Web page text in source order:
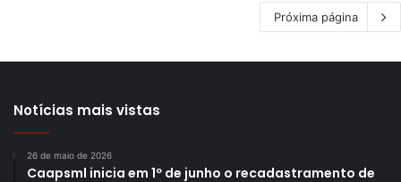
Próxima página
Notícias mais vistas
26 de maio de 2026
Caapsml inicia em 1º de junho o recadastramento de